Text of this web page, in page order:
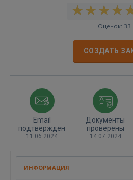
Оценок: 33
СОЗДАТЬ
Email
подтвержден
11.06.2024
Документы
проверены
14.07.2024
ИНФОРМАЦИЯ